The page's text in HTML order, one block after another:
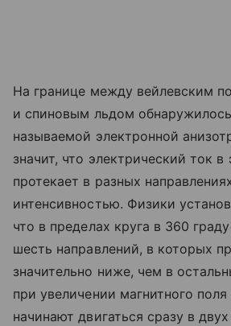
На границе между вейлевским
и спиновым льдом
называемой электронной
значит, что электрический ток
протекает в разных
интенсивностью. Физики
что в пределах круга в 360
шесть направлений, в которых
значительно ниже, чем в
при увеличении магнитного
начинают двигаться сразу в двух